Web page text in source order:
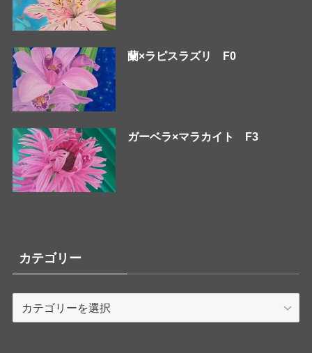
蘭×ラピスラズリ F0
ガーベラ×マラカイト F3
カテゴリー